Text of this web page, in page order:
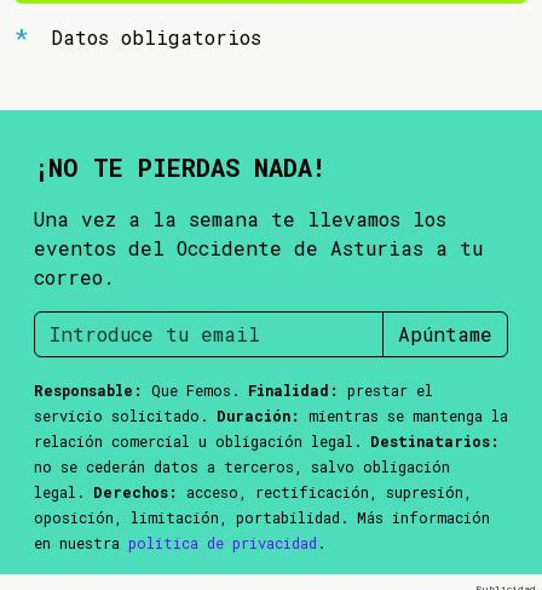
Datos obligatorios
¡NO TE PIERDAS NADA!
Una vez a la semana te llevamos los
eventos del Occidente de Asturias a tu
correo.
Apúntame
Responsable: Que Femos. Finalidad:
prestar el
servicio solicitado. Duración:
mientras se mantenga la
relación comercial u obligación legal. Destinatarios:
no se cederán datos a terceros, salvo obligación
legal. Derechos:
acceso, rectificación, supresión,
oposición, limitación, portabilidad. Más información
en nuestra política de privacidad .